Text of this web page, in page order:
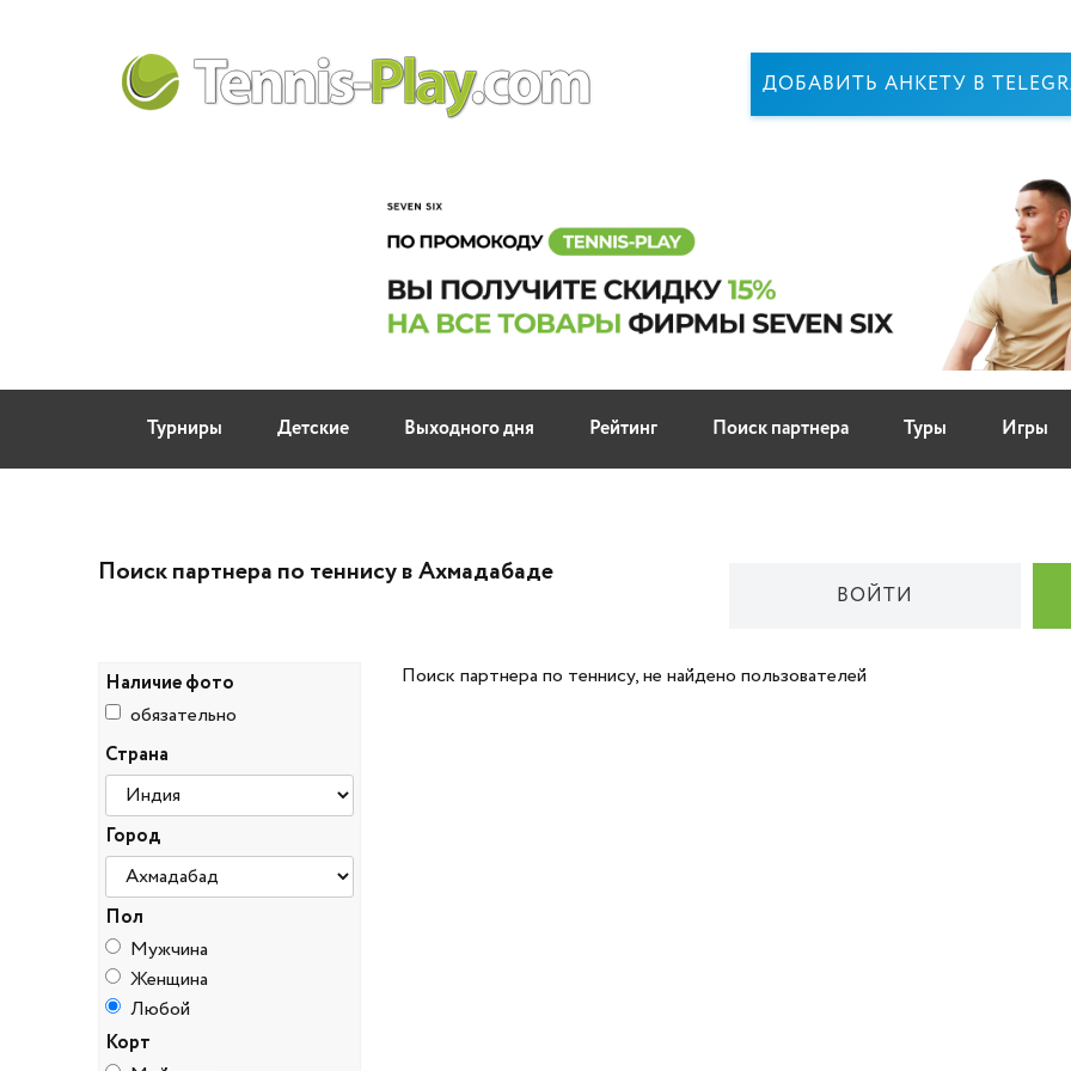
ДОБАВИТЬ АНКЕТУ В
Турниры Детские Выходного дня Рейтинг Поиск партнера Туры Игры
Поиск партнера по теннису в Ахмадабаде
ВОЙТИ
Наличие фото
обязательно
Страна
Город
Пол
Мужчина
Женщина
Любой
Корт
Поиск партнера по теннису, не найдено пользователей